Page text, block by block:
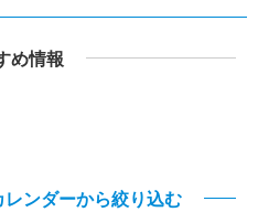
め情報
ンダーから絞り込む